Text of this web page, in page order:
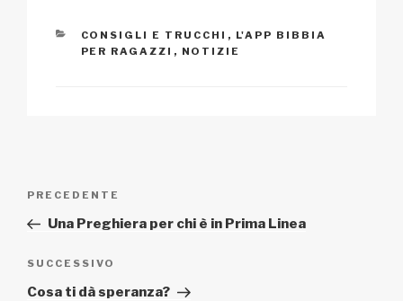
CATEGORIE
CONSIGLI E TRUCCHI , L'APP BIBBIA
PER RAGAZZI , NOTIZIE
Articolo
precedente:
PRECEDENTE
Una Preghiera per chi è in Prima Linea
Articolo
successivo
SUCCESSIVO
Cosa ti dà speranza?